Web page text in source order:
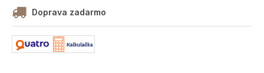
Doprava zadarmo